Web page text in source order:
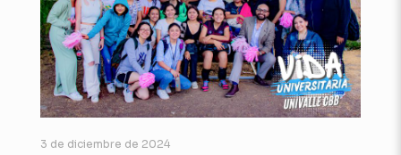
3 de diciembre de 2024